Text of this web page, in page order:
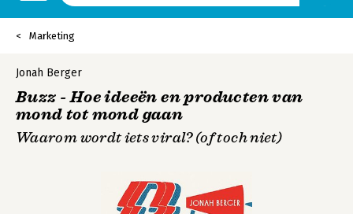
Marketing
Jonah Berger
Buzz - Hoe ideeën en producten van
mond tot mond gaan
Waarom wordt iets viral? (of toch niet)